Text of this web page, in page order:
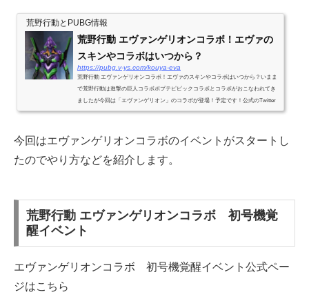
荒野行動とPUBG情報
荒野行動 エヴァンゲリオンコラボ！エヴァの
スキンやコラボはいつから？
https://pubg.v-ys.com/kouya-eva
荒野行動 エヴァンゲリオンコラボ！エヴァのスキンやコラボはいつから？いまま
で荒野行動は進撃の巨人コラボポプテピピックコラボとコラボがおこなわれてき
ましたが今回は「エヴァンゲリオン」のコラボが登場！予定です！公式のTwitter
でエヴァンゲリオンコラボの情...
今回はエヴァンゲリオンコラボのイベントがスタートし
たのでやり方などを紹介します。
荒野行動 エヴァンゲリオンコラボ 初号機覚
醒イベント
エヴァンゲリオンコラボ 初号機覚醒イベント公式ペー
ジはこちら